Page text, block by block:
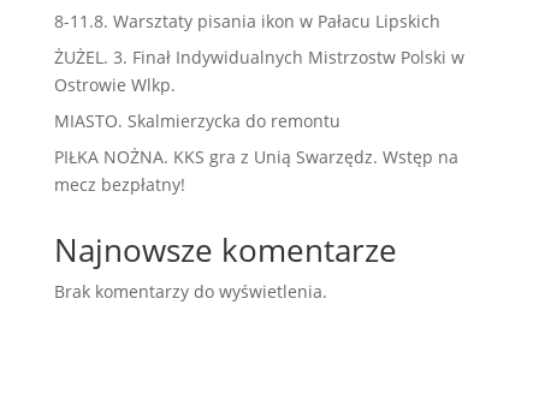
8-11.8. Warsztaty pisania ikon w Pałacu Lipskich
ŻUŻEL. 3. Finał Indywidualnych Mistrzostw Polski w
Ostrowie Wlkp.
MIASTO. Skalmierzycka do remontu
PIŁKA NOŻNA. KKS gra z Unią Swarzędz. Wstęp na
mecz bezpłatny!
Najnowsze komentarze
Brak komentarzy do wyświetlenia.